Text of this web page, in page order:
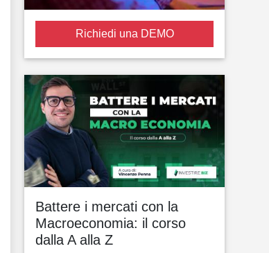
Richiedi una DEMO
Battere i mercati con la
Macroeconomia: il corso
dalla A alla Z